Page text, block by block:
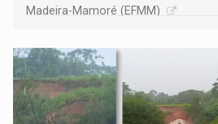
Madeira-Mamoré (EFMM)